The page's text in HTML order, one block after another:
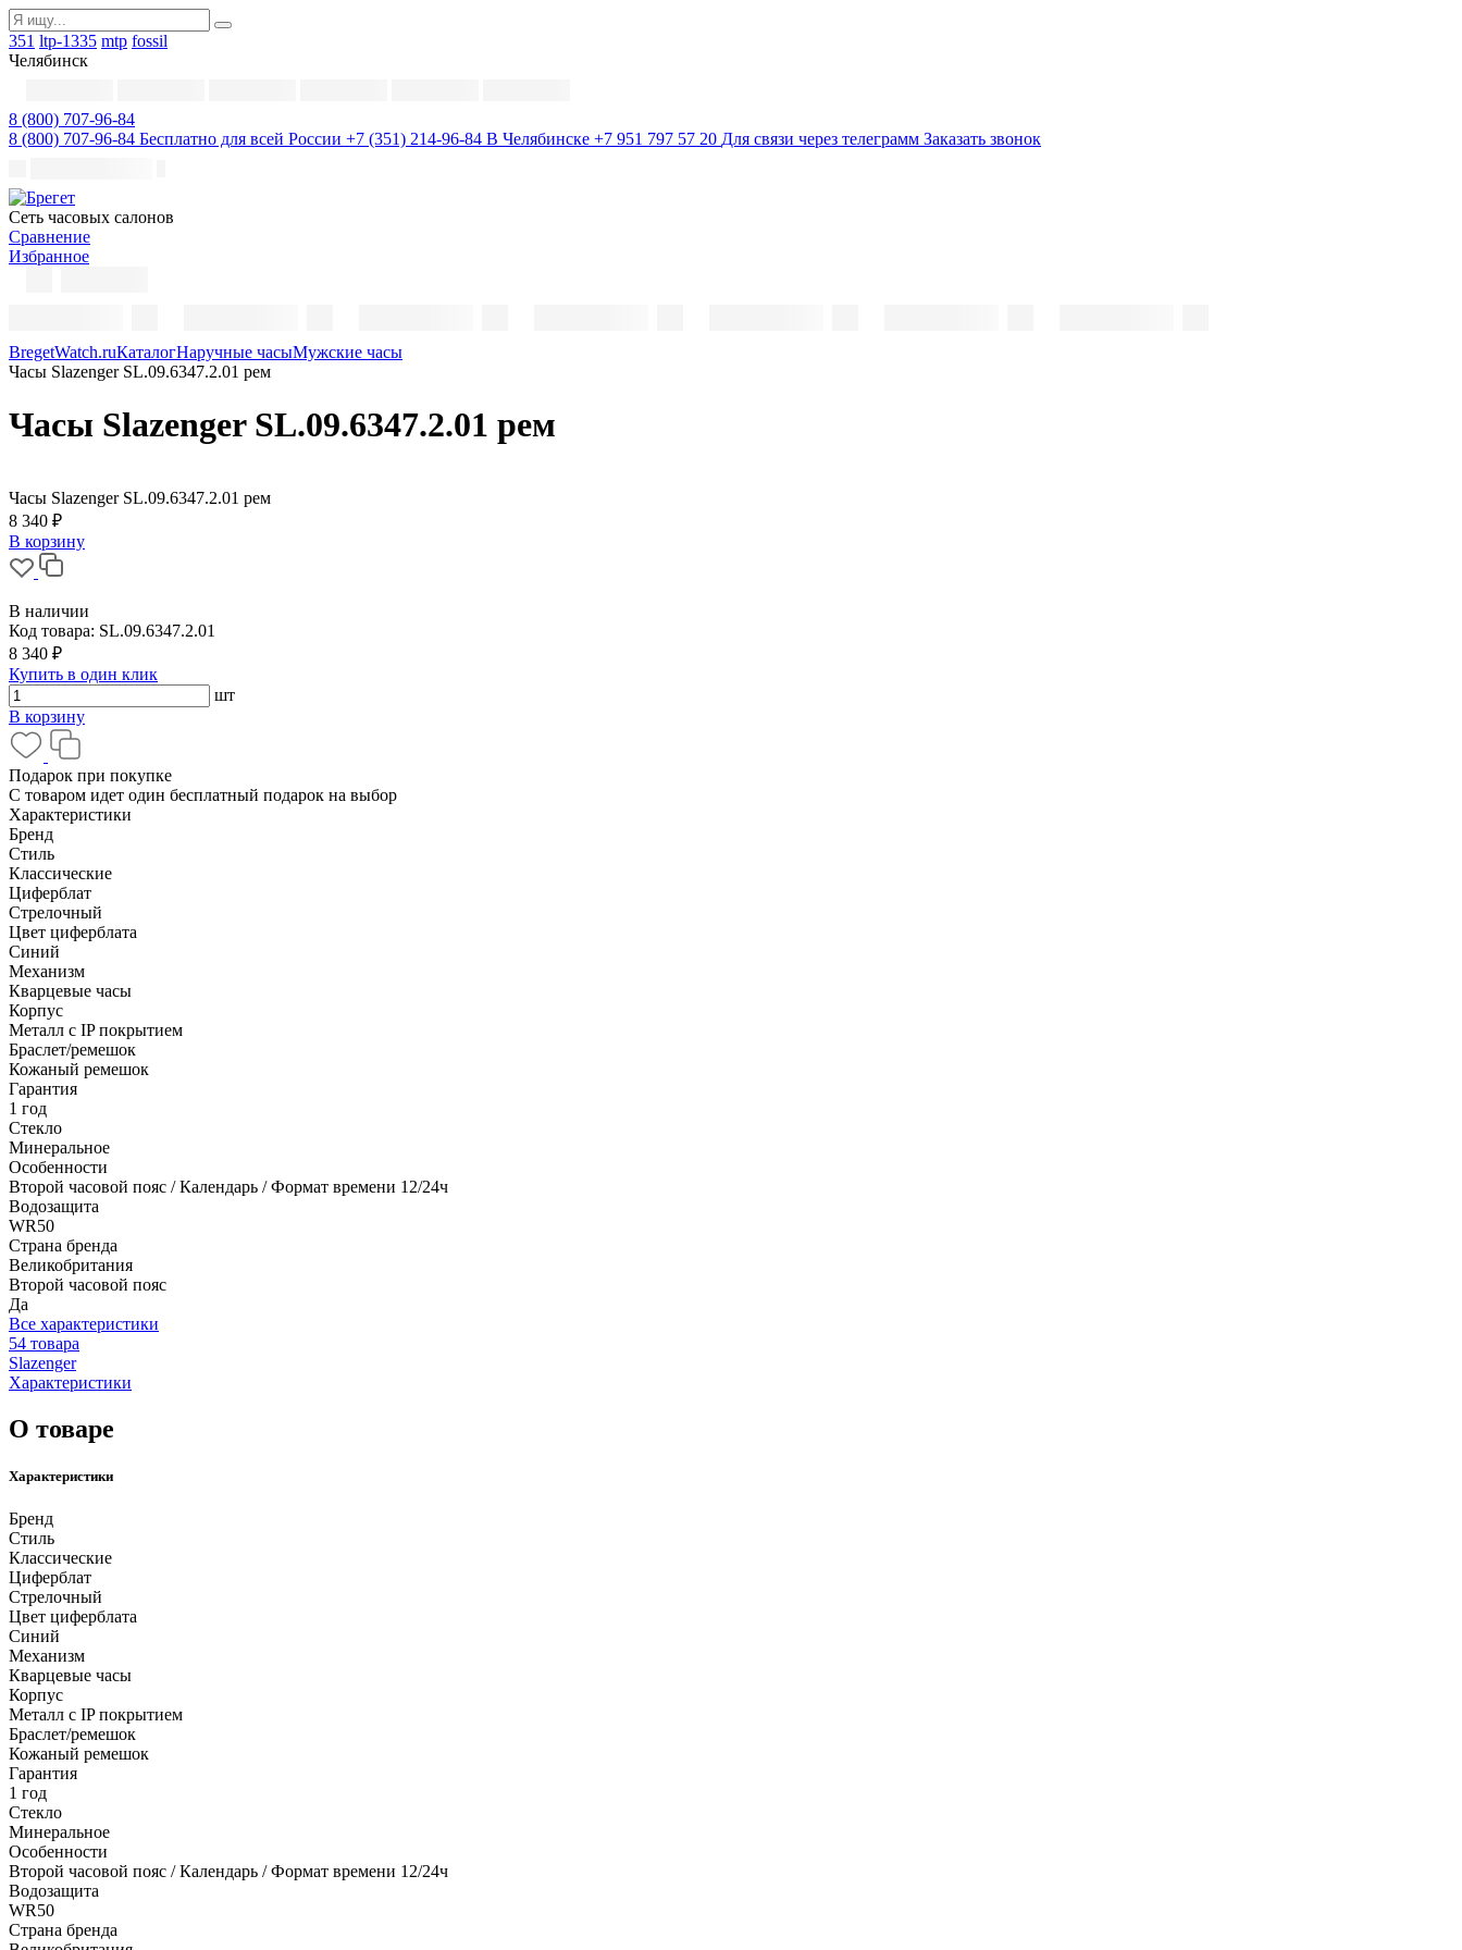
351 ltp-1335 mtp fossil
Челябинск
8 (800) 707-96-84
8 (800) 707-96-84 Бесплатно для всей России +7 (351) 214-96-84 В Челябинске +7 951 797 57 20 Для связи через телеграмм Заказать звонок
Cеть часовых салонов
Сравнение
Избранное
BregetWatch.ruКаталогНаручные часыМужские часы
Часы Slazenger SL.09.6347.2.01 рем
Часы Slazenger SL.09.6347.2.01 рем
Часы Slazenger SL.09.6347.2.01 рем
8 340 ₽
В корзину
В наличии
Код товара: SL.09.6347.2.01
8 340 ₽
Купить в один клик
шт
В корзину
Подарок при покупке
С товаром идет один бесплатный подарок на выбор
Характеристики
Бренд
Стиль
Классические
Циферблат
Стрелочный
Цвет циферблата
Синий
Механизм
Кварцевые часы
Корпус
Металл с IP покрытием
Браслет/ремешок
Кожаный ремешок
Гарантия
1 год
Стекло
Минеральное
Особенности
Второй часовой пояс / Календарь / Формат времени 12/24ч
Водозащита
WR50
Страна бренда
Великобритания
Второй часовой пояс
Да
Все характеристики
54 товара
Slazenger
Характеристики
О товаре
Характеристики
Бренд
Стиль
Классические
Циферблат
Стрелочный
Цвет циферблата
Синий
Механизм
Кварцевые часы
Корпус
Металл с IP покрытием
Браслет/ремешок
Кожаный ремешок
Гарантия
1 год
Стекло
Минеральное
Особенности
Второй часовой пояс / Календарь / Формат времени 12/24ч
Водозащита
WR50
Страна бренда